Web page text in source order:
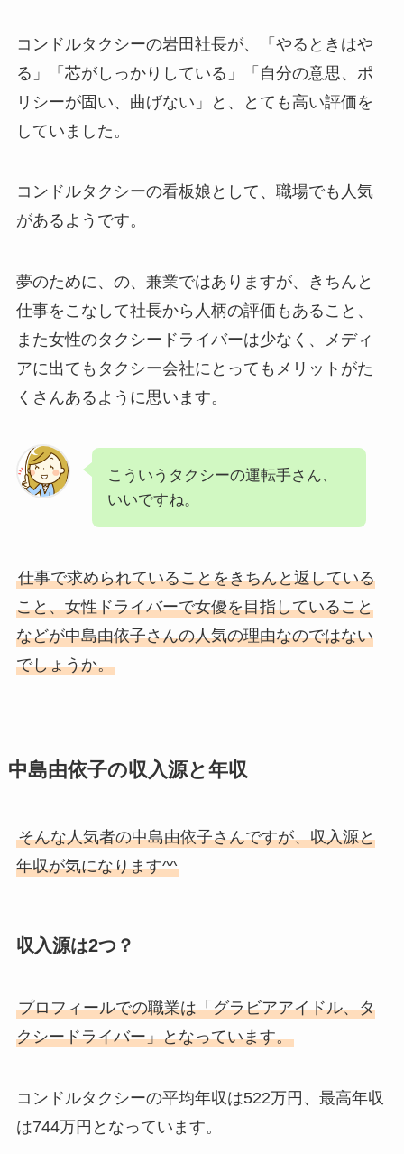
コンドルタクシーの岩田社長が、「やるときはや
る」「芯がしっかりしている」「自分の意思、ポ
リシーが固い、曲げない」と、とても高い評価を
していました。
コンドルタクシーの看板娘として、職場でも人気
があるようです。
夢のために、の、兼業ではありますが、きちんと
仕事をこなして社長から人柄の評価もあること、
また女性のタクシードライバーは少なく、メディ
アに出てもタクシー会社にとってもメリットがた
くさんあるように思います。
こういうタクシーの運転手さん、
いいですね。
仕事で求められていることをきちんと返している
こと、女性ドライバーで女優を目指していること
などが中島由依子さんの人気の理由なのではない
でしょうか。
中島由依子の収入源と年収
そんな人気者の中島由依子さんですが、収入源と
年収が気になります^^
収入源は2つ？
プロフィールでの職業は「グラビアアイドル、タ
クシードライバー」となっています。
コンドルタクシーの平均年収は522万円、最高年収
は744万円となっています。